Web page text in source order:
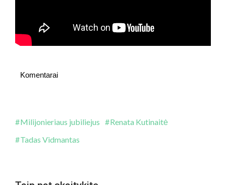
Komentarai
Milijonieriaus jubiliejus
Renata Kutinaitė
Tadas Vidmantas